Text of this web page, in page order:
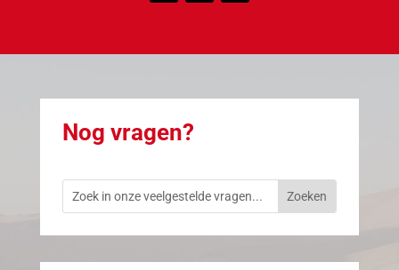
Nog vragen?